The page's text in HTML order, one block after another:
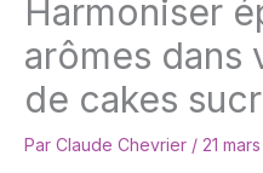
Harmoniser
arômes dans
de cakes
Par Claude Chevrier / 21